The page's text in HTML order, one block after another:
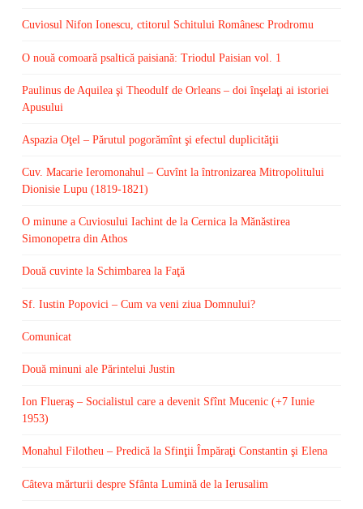
Cuviosul Nifon Ionescu, ctitorul Schitului Românesc Prodromu
O nouă comoară psaltică paisiană: Triodul Paisian vol. 1
Paulinus de Aquilea şi Theodulf de Orleans – doi înşelaţi ai istoriei
Apusului
Aspazia Oţel – Părutul pogorămînt şi efectul duplicităţii
Cuv. Macarie Ieromonahul – Cuvînt la întronizarea Mitropolitului
Dionisie Lupu (1819-1821)
O minune a Cuviosului Iachint de la Cernica la Mănăstirea
Simonopetra din Athos
Două cuvinte la Schimbarea la Faţă
Sf. Iustin Popovici – Cum va veni ziua Domnului?
Comunicat
Două minuni ale Părintelui Justin
Ion Flueraş – Socialistul care a devenit Sfînt Mucenic (+7 Iunie
1953)
Monahul Filotheu – Predică la Sfinţii Împăraţi Constantin şi Elena
Câteva mărturii despre Sfânta Lumină de la Ierusalim